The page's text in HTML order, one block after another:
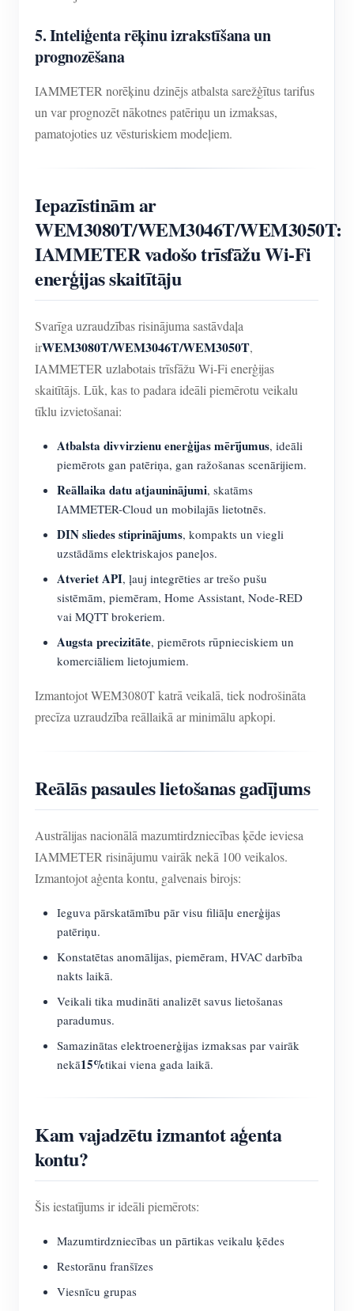
5. Inteliģenta rēķinu izrakstīšana un
prognozēšana
IAMMETER norēķinu dzinējs atbalsta sarežģītus tarifus
un var prognozēt nākotnes patēriņu un izmaksas,
pamatojoties uz vēsturiskiem modeļiem.
Iepazīstinām ar
WEM3080T/WEM3046T/WEM3050T:
IAMMETER vadošo trīsfāžu Wi-Fi
enerģijas skaitītāju
Svarīga uzraudzības risinājuma sastāvdaļa
irWEM3080T/WEM3046T/WEM3050T,
IAMMETER uzlabotais trīsfāžu Wi-Fi enerģijas
skaitītājs. Lūk, kas to padara ideāli piemērotu veikalu
tīklu izvietošanai:
Atbalsta divvirzienu enerģijas mērījumus, ideāli
piemērots gan patēriņa, gan ražošanas scenārijiem.
Reāllaika datu atjauninājumi, skatāms
IAMMETER-Cloud un mobilajās lietotnēs.
DIN sliedes stiprinājums, kompakts un viegli
uzstādāms elektriskajos paneļos.
Atveriet API, ļauj integrēties ar trešo pušu
sistēmām, piemēram, Home Assistant, Node-RED
vai MQTT brokeriem.
Augsta precizitāte, piemērots rūpnieciskiem un
komerciāliem lietojumiem.
Izmantojot WEM3080T katrā veikalā, tiek nodrošināta
precīza uzraudzība reāllaikā ar minimālu apkopi.
Reālās pasaules lietošanas gadījums
Austrālijas nacionālā mazumtirdzniecības ķēde ieviesa
IAMMETER risinājumu vairāk nekā 100 veikalos.
Izmantojot aģenta kontu, galvenais birojs:
Ieguva pārskatāmību pār visu filiāļu enerģijas
patēriņu.
Konstatētas anomālijas, piemēram, HVAC darbība
nakts laikā.
Veikali tika mudināti analizēt savus lietošanas
paradumus.
Samazinātas elektroenerģijas izmaksas par vairāk
nekā15%tikai viena gada laikā.
Kam vajadzētu izmantot aģenta
kontu?
Šis iestatījums ir ideāli piemērots:
Mazumtirdzniecības un pārtikas veikalu ķēdes
Restorānu franšīzes
Viesnīcu grupas